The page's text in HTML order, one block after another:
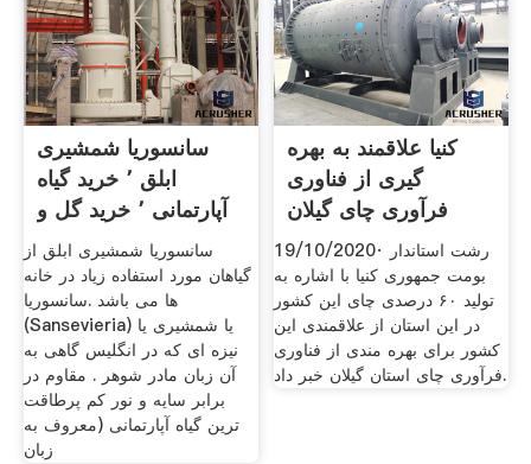
سانسوریا شمشیری
ابلق ٬ خرید گیاه
آپارتمانی ٬ خرید گل و
سانسوریا شمشیری ابلق از
گیاهان مورد استفاده زیاد در خانه
ها می باشد .سانسوریا
(Sansevieria) یا شمشیری یا
نیزه ای که در انگلیس گاهی به
آن زبان مادر شوهر . مقاوم در
برابر سایه و نور کم پرطاقت
ترین گیاه آپارتمانی (معروف به
زبان
کنیا علاقمند به بهره
گیری از فناوری
فرآوری چای گیلان
است
19/10/2020· رشت استاندار
بومت جمهوری کنیا با اشاره به
تولید ۶۰ درصدی چای این کشور
در این استان از علاقمندی این
کشور برای بهره مندی از فناوری
فرآوری چای استان گیلان خبر داد.